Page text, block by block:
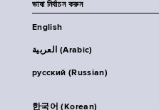
ভাষা নির্বাচন করুন
English
العربية (Arabic)
русский (Russian)
한국어 (Korean)